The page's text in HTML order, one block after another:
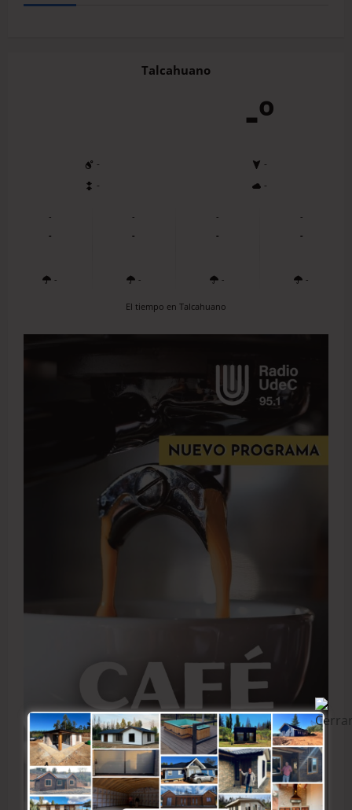
Talcahuano
-º
-
-
-
-
-
-
-
-
-
-
-
-
-
-
-
-
El tiempo en Talcahuano